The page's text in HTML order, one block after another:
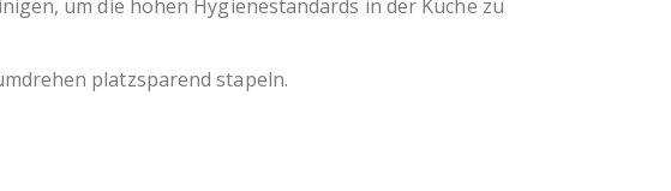
um die hohen Hygienestandards in der Küche zu
platzsparend stapeln.